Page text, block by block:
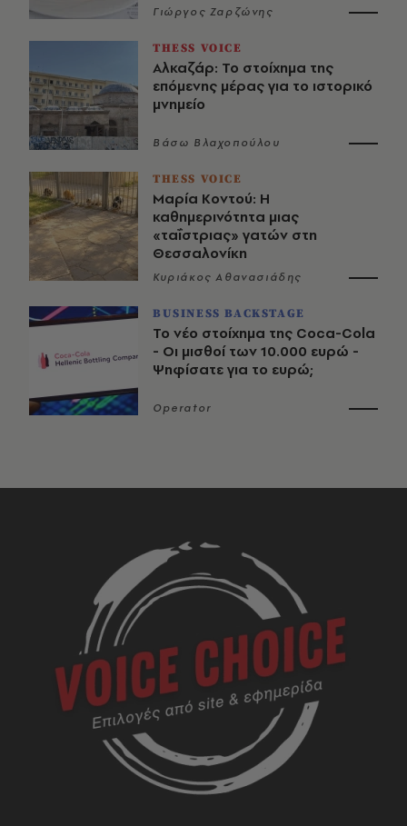
Γιώργος Ζαρζώνης
THESS VOICE
Αλκαζάρ: Το στοίχημα της
επόμενης μέρας για το ιστορικό
μνημείο
Βάσω Βλαχοπούλου
THESS VOICE
Μαρία Κοντού: Η
καθημερινότητα μιας
«ταΐστριας» γατών στη
Θεσσαλονίκη
Κυριάκος Αθανασιάδης
BUSINESS BACKSTAGE
Το νέο στοίχημα της Coca-Cola
- Οι μισθοί των 10.000 ευρώ -
Ψηφίσατε για το ευρώ;
Operator